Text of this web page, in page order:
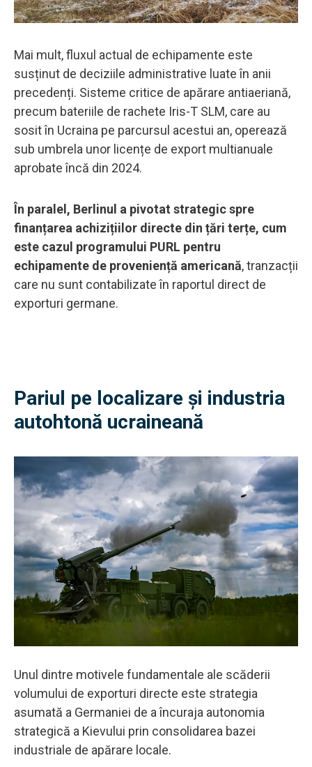
Mai mult, fluxul actual de echipamente este
susținut de deciziile administrative luate în anii
precedenți. Sisteme critice de apărare antiaeriană,
precum bateriile de rachete Iris-T SLM, care au
sosit în Ucraina pe parcursul acestui an, operează
sub umbrela unor licențe de export multianuale
aprobate încă din 2024.
În paralel, Berlinul a pivotat strategic spre
finanțarea achizițiilor directe din țări terțe, cum
este cazul programului PURL pentru
echipamente de proveniență americană, tranzacții
care nu sunt contabilizate în raportul direct de
exporturi germane.
Pariul pe localizare și industria
autohtonă ucraineană
Unul dintre motivele fundamentale ale scăderii
volumului de exporturi directe este strategia
asumată a Germaniei de a încuraja autonomia
strategică a Kievului prin consolidarea bazei
industriale de apărare locale.